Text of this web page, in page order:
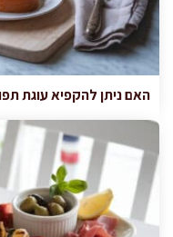
האם ניתן להקפיא עוגת